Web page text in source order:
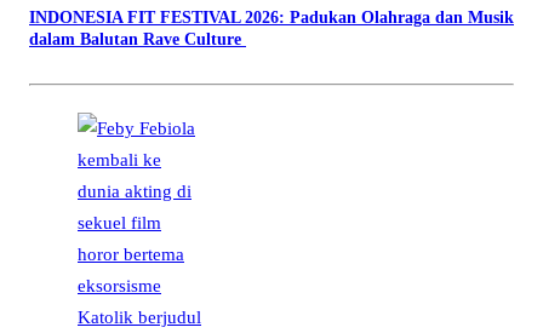
INDONESIA FIT FESTIVAL 2026: Padukan Olahraga dan Musik
dalam Balutan Rave Culture